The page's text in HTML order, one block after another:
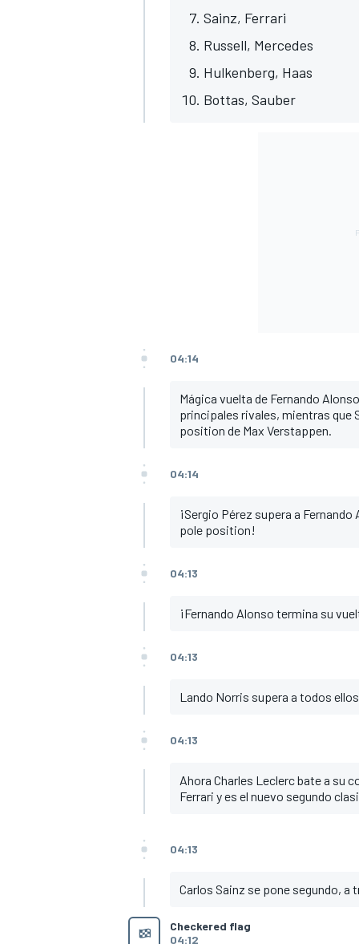
MÁS CATEGORÍAS
Sainz, Ferrari
Russell, Mercedes
Hulkenberg, Haas
Bottas, Sauber
04:14
Mágica vuelta de Fernando
principales rivales, mientras que
position de Max Verstappen.
04:14
¡Sergio Pérez supera a
pole position!
04:13
¡Fernando Alonso termina su
04:13
Lando Norris supera a todos
04:13
Ahora Charles Leclerc bate a su
Ferrari y es el nuevo segundo
04:13
Carlos Sainz se pone segundo, a
Checkered flag
04:12